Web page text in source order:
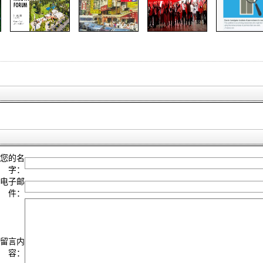
您的名
字：
电子邮
件：
留言内
容：